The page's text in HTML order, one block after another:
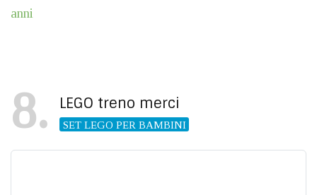
anni
8 LEGO treno merci
SET LEGO PER BAMBINI